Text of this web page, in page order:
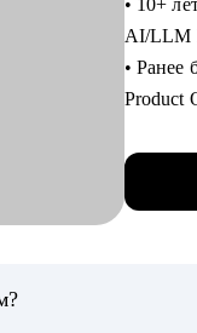
•
•
• 10+
AI/LLM
• Ранее
Product
•
•